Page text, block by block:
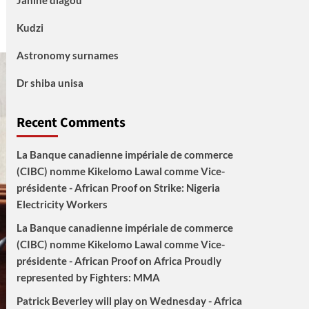
Kudzi
Astronomy surnames
Dr shiba unisa
Recent Comments
La Banque canadienne impériale de commerce
(CIBC) nomme Kikelomo Lawal comme Vice-
présidente - African Proofon Strike: Nigeria
Electricity Workers
La Banque canadienne impériale de commerce
(CIBC) nomme Kikelomo Lawal comme Vice-
présidente - African Proofon Africa Proudly
represented by Fighters: MMA
Patrick Beverley will play on Wednesday - Africa